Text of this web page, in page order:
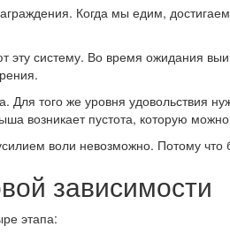
Когда мы едим,
эту систему. Во время ожидания
Для того же уровня удовольствия
возникает пустота, которую
воли невозможно. Потому
зависимости
этапа: